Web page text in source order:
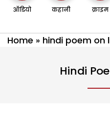
ऑडियो कहानी क्राइम
Home » hindi poem on
Hindi